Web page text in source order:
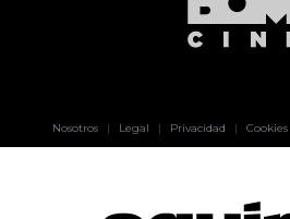
Nosotros | Legal | Privacidad | Cookies